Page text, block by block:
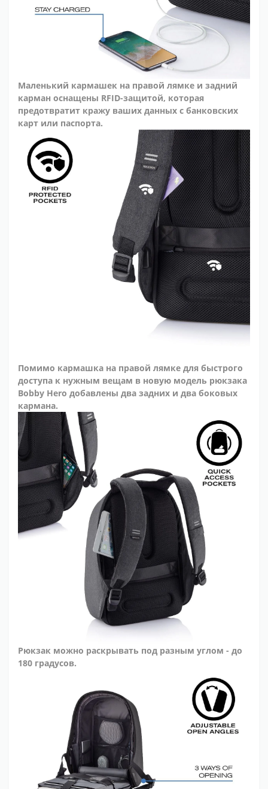
Маленький кармашек на правой лямке и задний
карман оснащены RFID-защитой, которая
предотвратит кражу ваших данных с банковских
карт или паспорта.
Помимо кармашка на правой лямке для быстрого
доступа к нужным вещам в новую модель рюкзака
Bobby Hero добавлены два задних и два боковых
кармана.
Рюкзак можно раскрывать под разным углом - до
180 градусов.